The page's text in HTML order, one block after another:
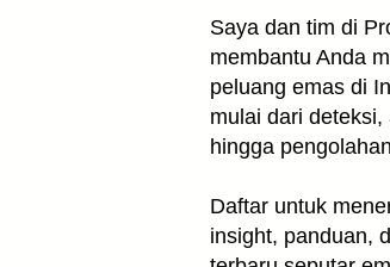
Saya dan tim di
membantu Anda
peluang emas di
mulai dari deteksi,
hingga
Daftar untuk
insight, panduan,